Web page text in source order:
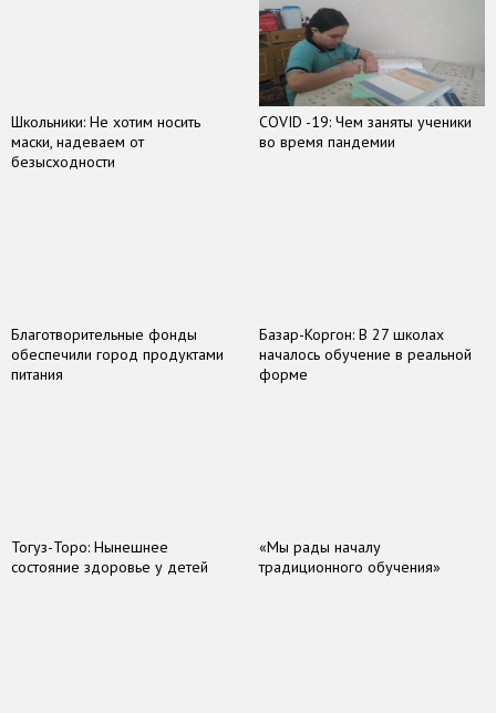
Школьники: Не хотим носить
маски, надеваем от
безысходности
COVID -19: Чем заняты ученики
во время пандемии
Благотворительные фонды
обеспечили город продуктами
питания
Базар-Коргон: В 27 школах
началось обучение в реальной
форме
Тогуз-Торо: Нынешнее
состояние здоровье у детей
«Мы рады началу
традиционного обучения»